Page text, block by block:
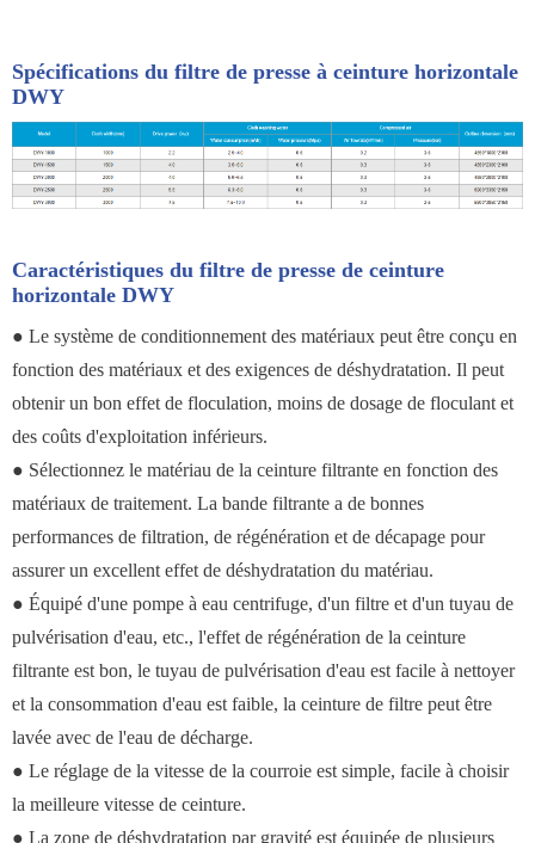
Spécifications du filtre de presse à ceinture horizontale
DWY
Caractéristiques du filtre de presse de ceinture
horizontale DWY
● Le système de conditionnement des matériaux peut être conçu en
fonction des matériaux et des exigences de déshydratation. Il peut
obtenir un bon effet de floculation, moins de dosage de floculant et
des coûts d'exploitation inférieurs.
● Sélectionnez le matériau de la ceinture filtrante en fonction des
matériaux de traitement. La bande filtrante a de bonnes
performances de filtration, de régénération et de décapage pour
assurer un excellent effet de déshydratation du matériau.
● Équipé d'une pompe à eau centrifuge, d'un filtre et d'un tuyau de
pulvérisation d'eau, etc., l'effet de régénération de la ceinture
filtrante est bon, le tuyau de pulvérisation d'eau est facile à nettoyer
et la consommation d'eau est faible, la ceinture de filtre peut être
lavée avec de l'eau de décharge.
● Le réglage de la vitesse de la courroie est simple, facile à choisir
la meilleure vitesse de ceinture.
● La zone de déshydratation par gravité est équipée de plusieurs